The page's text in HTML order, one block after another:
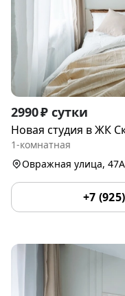
Item
1
of
2990 ₽ сутки
Новая студия в ЖК
1-комнатная
Овражная улица, 47А
+7